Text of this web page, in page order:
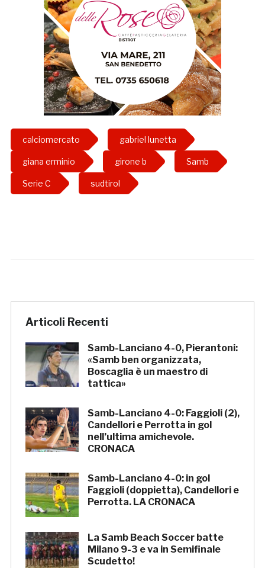
calciomercato gabriel lunetta
giana erminio girone b Samb
Serie C sudtirol
Articoli Recenti
Samb-Lanciano 4-0, Pierantoni:
«Samb ben organizzata,
Boscaglia è un maestro di
tattica»
Samb-Lanciano 4-0: Faggioli (2),
Candellori e Perrotta in gol
nell’ultima amichevole.
CRONACA
Samb-Lanciano 4-0: in gol
Faggioli (doppietta), Candellori e
Perrotta. LA CRONACA
La Samb Beach Soccer batte
Milano 9-3 e va in Semifinale
Scudetto!